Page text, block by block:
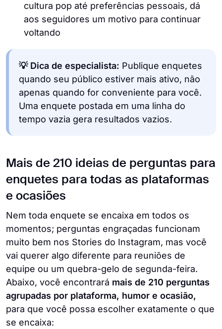
cultura pop até preferências pessoais, dá
aos seguidores um motivo para continuar
voltando
💡 Dica de especialista: Publique enquetes
quando seu público estiver mais ativo, não
apenas quando for conveniente para você.
Uma enquete postada em uma linha do
tempo vazia gera resultados vazios.
Mais de 210 ideias de perguntas para
enquetes para todas as plataformas
e ocasiões
Nem toda enquete se encaixa em todos os
momentos; perguntas engraçadas funcionam
muito bem nos Stories do Instagram, mas você
vai querer algo diferente para reuniões de
equipe ou um quebra-gelo de segunda-feira.
Abaixo, você encontrará mais de 210 perguntas
agrupadas por plataforma, humor e ocasião,
para que você possa escolher exatamente o que
se encaixa: